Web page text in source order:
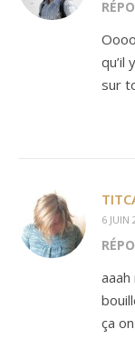
qu’il
sur
6 JUIN
ça